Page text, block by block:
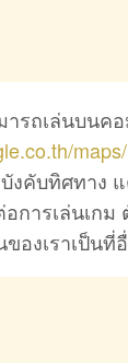
รถเล่นบนคอ
maps/
บังคับทิศทาง
การเล่นเกม
องเราเป็นที่